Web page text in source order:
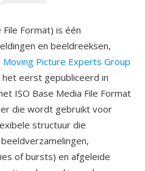
Format) is één
en beeldreeksen,
Moving Picture Experts Group
eerst gepubliceerd in
ISO Base Media File Format
die wordt gebruikt voor
structuur die
of bursts) en afgeleide